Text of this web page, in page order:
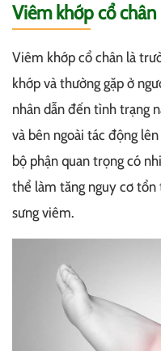
Viêm khớp cổ chân
Viêm khớp cổ chân là
khớp và thường gặp ở
nhân dẫn đến tình trạng
và bên ngoài tác động
bộ phận quan trọng có
thể làm tăng nguy cơ tổn
sưng viêm.